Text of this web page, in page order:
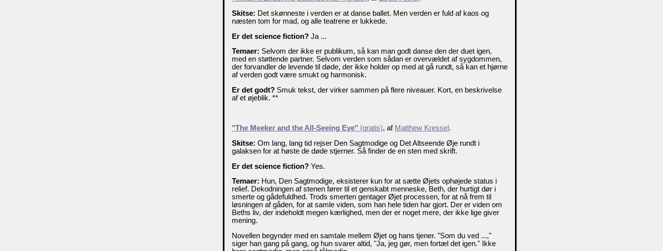
Skitse: Det skønneste i verden er at danse ballet. Men verden er fuld af kaos og
næsten tom for mad, og alle teatrene er lukkede.
Er det science fiction? Ja ...
Temaer: Selvom der ikke er publikum, så kan man godt danse den der duet igen,
med en støttende partner. Selvom verden som sådan er overvældet af sygdommen,
der forvandler de levende til døde, der ikke holder op med at gå rundt, så kan et hjørne
af verden godt være smukt og harmonisk.
Er det godt? Smuk tekst, der virker sammen på flere niveauer. Kort, en beskrivelse
af et øjeblik. **
"The Meeker and the All-Seeing Eye" (gratis), af Matthew Kressel .
Skitse: Om lang, lang tid rejser Den Sagtmodige og Det Altseende Øje rundt i
galaksen for at høste de døde stjerner. Så finder de en sten med skrift.
Er det science fiction? Yes.
Temaer: Hun, Den Sagtmodige, eksisterer kun for at sætte Øjets ophøjede status i
relief. Dekodningen af stenen fører til et genskabt menneske, Beth, der hurtigt dør i
smerte og gådefuldhed. Trods smerten gentager Øjet processen, for at nå frem til
løsningen af gåden, for at samle viden, som han hele tiden har gjort. Der er viden om
Beths liv, der indeholdt megen kærlighed, men der er noget mere, der ikke lige giver
mening.
Novellen begynder med en samtale mellem Øjet og hans tjener. "Som du ved ...,"
siger han gang på gang, og hun svarer altid, "Ja, jeg gør, men fortæl det igen." Ikke